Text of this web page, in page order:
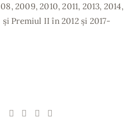
2009, 2010, 2011, 2013, 2014,
și Premiul II în 2012 și 2017-